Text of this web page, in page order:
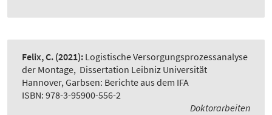
Felix, C. (2021): Logistische Versorgungsprozessanalyse
der Montage, Dissertation Leibniz Universität
Hannover, Garbsen: Berichte aus dem IFA
ISBN: 978-3-95900-556-2
Doktorarbeiten